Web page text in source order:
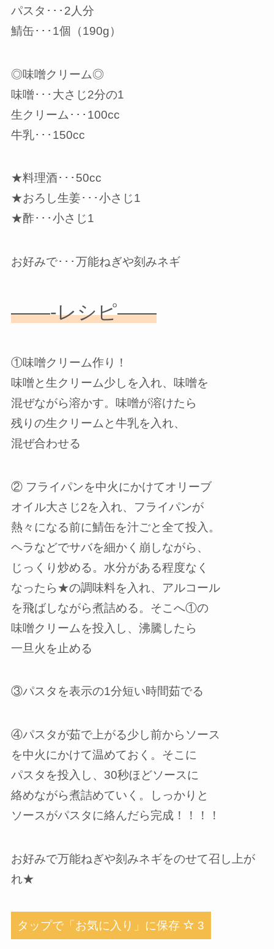
パスタ･･･2人分
鯖缶･･･1個（190g）
◎味噌クリーム◎
味噌･･･大さじ2分の1
生クリーム･･･100cc
牛乳･･･150cc
★料理酒･･･50cc
★おろし生姜･･･小さじ1
★酢･･･小さじ1
お好みで･･･万能ねぎや刻みネギ
——-レシピ——
①味噌クリーム作り！
味噌と生クリーム少しを入れ、味噌を
混ぜながら溶かす。味噌が溶けたら
残りの生クリームと牛乳を入れ、
混ぜ合わせる
② フライパンを中火にかけてオリーブ
オイル大さじ2を入れ、フライパンが
熱々になる前に鯖缶を汁ごと全て投入。
ヘラなどでサバを細かく崩しながら、
じっくり炒める。水分がある程度なく
なったら★の調味料を入れ、アルコール
を飛ばしながら煮詰める。そこへ①の
味噌クリームを投入し、沸騰したら
一旦火を止める
③パスタを表示の1分短い時間茹でる
④パスタが茹で上がる少し前からソース
を中火にかけて温めておく。そこに
パスタを投入し、30秒ほどソースに
絡めながら煮詰めていく。しっかりと
ソースがパスタに絡んだら完成！！！！
お好みで万能ねぎや刻みネギをのせて召し上が
れ★
タップで「お気に入り」に保存 3